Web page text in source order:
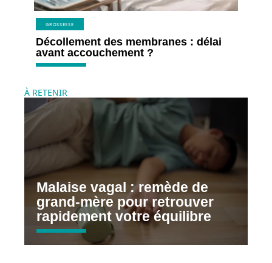
GROSSESSE
Décollement des membranes : délai
avant accouchement ?
À RETENIR
Malaise vagal : remède de
grand-mère pour retrouver
rapidement votre équilibre